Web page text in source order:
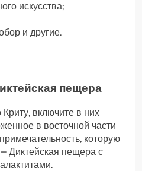
искусства;
и другие.
пещера
включите в них
в восточной части
которую
– Диктейская пещера с